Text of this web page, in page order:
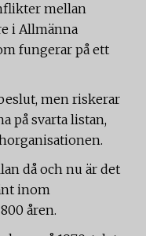
mellan
i Allmänna
fungerar på ett
men riskerar
på svarta listan,
då och nu är det
inom
åren.